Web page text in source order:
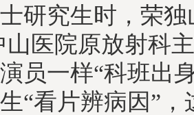
研究生时，荣
山医院原放射科
演员一样“科班
“看片辨病因”